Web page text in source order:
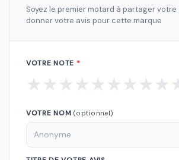
Soyez le premier motard à partager
donner votre avis pour cette marque
VOTRE NOTE *
★ ★ ★ ★ ★ ★ ★ ★ ★
VOTRE NOM(optionnel)